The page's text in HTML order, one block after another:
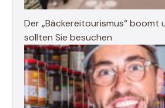
Der „Bäckereitourismus“ boomt
sollten Sie besuchen